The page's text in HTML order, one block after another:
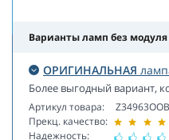
Варианты ламп без модуля
ОРИГИНАЛЬНАЯ
Более выгодный вариант,
Артикул товара:
Прекц. качество:
Надежность:
Z34963OOB